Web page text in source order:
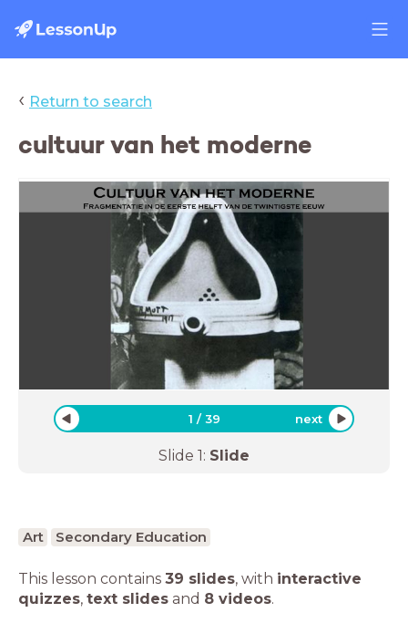
‹ Return to search
cultuur van het moderne
1 /39 next
Slide 1: Slide
Art Secondary Education
This lesson contains 39 slides, with interactive
quizzes, text slides and 8 videos.